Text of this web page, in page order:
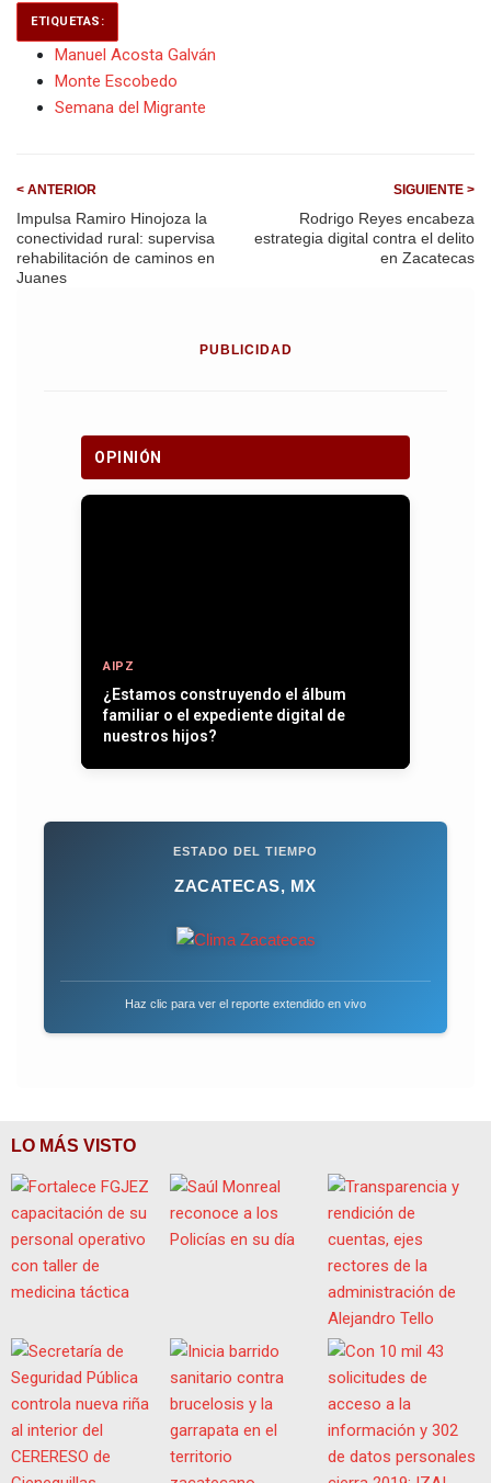
ETIQUETAS:
Manuel Acosta Galván
Monte Escobedo
Semana del Migrante
< ANTERIOR
Impulsa Ramiro Hinojoza la
conectividad rural: supervisa
rehabilitación de caminos en
Juanes
SIGUIENTE >
Rodrigo Reyes encabeza
estrategia digital contra el delito
en Zacatecas
PUBLICIDAD
OPINIÓN
AIPZ
Entre plumas, operativos y la paz que
se quiere recuperar
ESTADO DEL TIEMPO
ZACATECAS, MX
Haz clic para ver el reporte extendido en vivo
LO MÁS VISTO